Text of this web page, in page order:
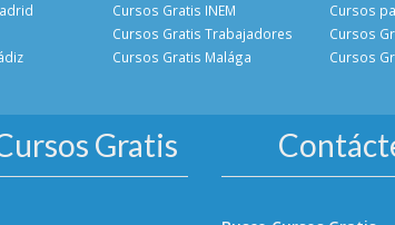
Cursos Gratis INEM
Cursos Gratis Trabajadores
Cursos Gratis Malága
Cursos
Cursos
Cursos
Gratis